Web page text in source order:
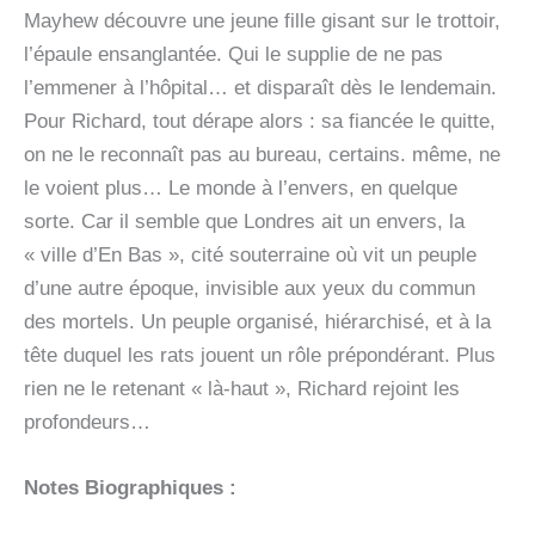
Mayhew découvre une jeune fille gisant sur le trottoir,
l’épaule ensanglantée. Qui le supplie de ne pas
l’emmener à l’hôpital… et disparaît dès le lendemain.
Pour Richard, tout dérape alors : sa fiancée le quitte,
on ne le reconnaît pas au bureau, certains. même, ne
le voient plus… Le monde à l’envers, en quelque
sorte. Car il semble que Londres ait un envers, la
« ville d’En Bas », cité souterraine où vit un peuple
d’une autre époque, invisible aux yeux du commun
des mortels. Un peuple organisé, hiérarchisé, et à la
tête duquel les rats jouent un rôle prépondérant. Plus
rien ne le retenant « là-haut », Richard rejoint les
profondeurs…
Notes Biographiques :